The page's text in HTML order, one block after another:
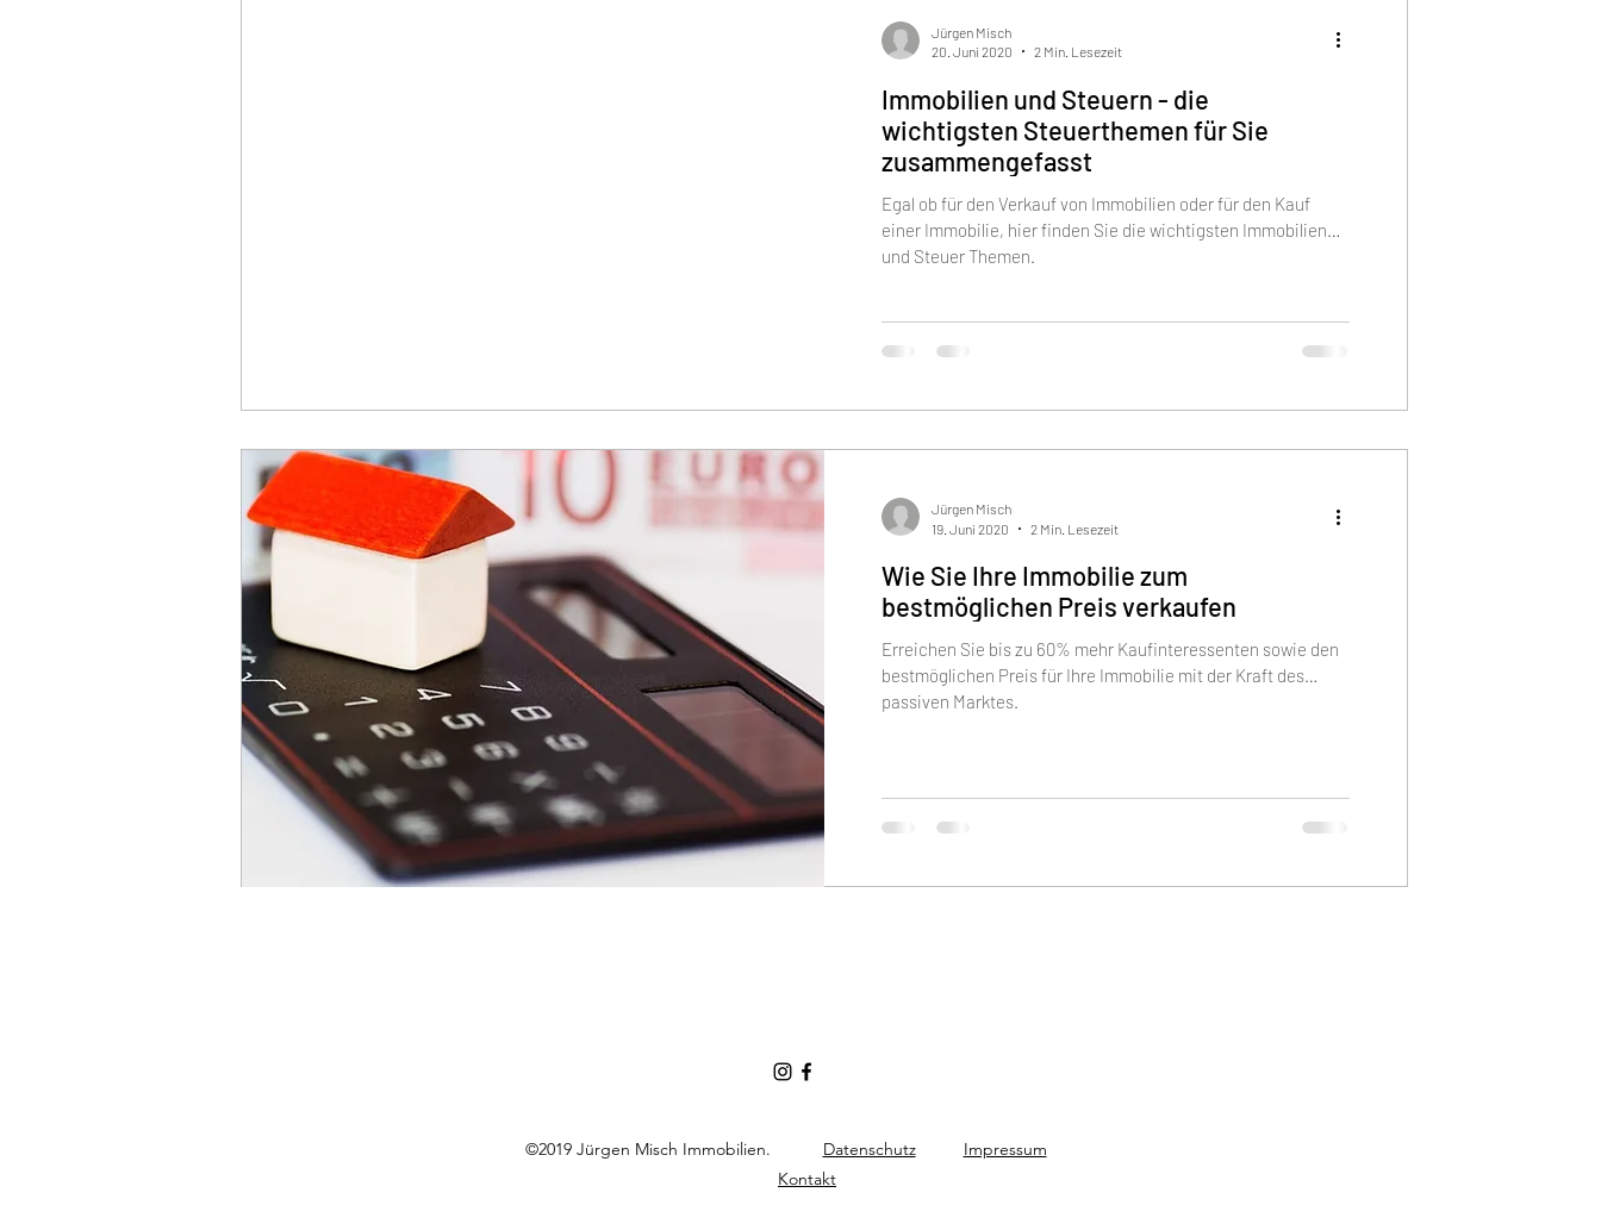
Jürgen Misch
20. Juni 2020
2 Min. Lesezeit
Immobilien und Steuern - die
wichtigsten Steuerthemen für Sie
zusammengefasst
Egal ob für den Verkauf von Immobilien oder für den Kauf
einer Immobilie, hier finden Sie die wichtigsten Immobilien
und Steuer Themen.
Jürgen Misch
19. Juni 2020
2 Min. Lesezeit
Wie Sie Ihre Immobilie zum
bestmöglichen Preis verkaufen
Erreichen Sie bis zu 60% mehr Kaufinteressenten sowie den
bestmöglichen Preis für Ihre Immobilie mit der Kraft des
passiven Marktes.
©2019 Jürgen Misch Immobilien. Datenschutz
Impressum
Kontakt